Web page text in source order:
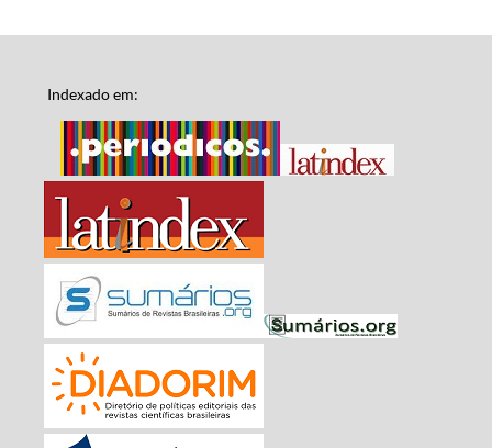
Indexado em: